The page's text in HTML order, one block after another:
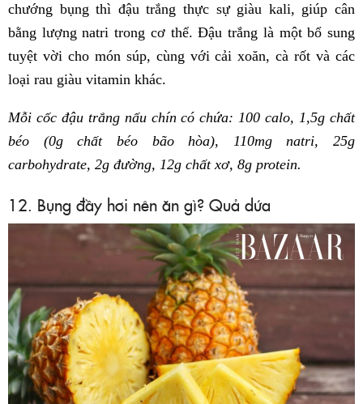
chướng bụng thì đậu trắng thực sự giàu kali, giúp cân
bằng lượng natri trong cơ thể. Đậu trắng là một bổ sung
tuyệt vời cho món súp, cùng với cải xoăn, cà rốt và các
loại rau giàu vitamin khác.
Mỗi cốc đậu trắng nấu chín có chứa: 100 calo, 1,5g chất
béo (0g chất béo bão hòa), 110mg natri, 25g
carbohydrate, 2g đường, 12g chất xơ, 8g protein.
12. Bụng đầy hơi nên ăn gì? Quả dứa